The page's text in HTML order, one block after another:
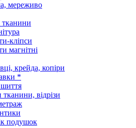
мереживо
кліпси
магнітні
крейда, копіри
*
відрізи
подушок